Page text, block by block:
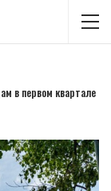
в первом квартале